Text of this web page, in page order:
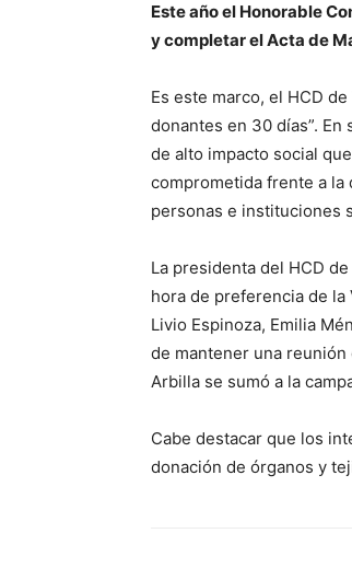
Este año el Honorable
y completar el Acta de
Es este marco, el HCD
donantes en 30 días”.
de alto impacto social
comprometida frente a la
personas e instituciones
La presidenta del HCD
hora de preferencia de
Livio Espinoza, Emilia
de mantener una
Arbilla se sumó a la
Cabe destacar que los
donación de órganos y